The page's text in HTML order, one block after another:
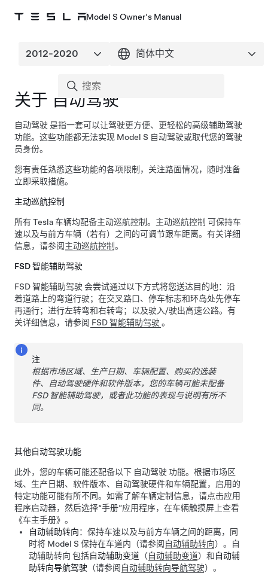
Model S Owner's Manual
关于 自动驾驶
自动驾驶 是指一套可以让驾驶更方便、更轻松的高级辅助驾驶
功能。这些功能都无法实现 Model S 自动驾驶或取代您的驾驶
员身份。
您有责任熟悉这些功能的各项限制，关注路面情况，随时准备
立即采取措施。
主动巡航控制
所有 Tesla 车辆均配备主动巡航控制。 主动巡航控制 可保持车
速以及与前方车辆（若有）之间的可调节跟车距离。有关详细
信息，请参阅主动巡航控制。
FSD 智能辅助驾驶
FSD 智能辅助驾驶 会尝试通过以下方式将您送达目的地：沿
着道路上的弯道行驶；在交叉路口、停车标志和环岛处先停车
再通行；进行左转弯和右转弯；以及驶入/驶出高速公路。 有
关详细信息，请参阅 FSD 智能辅助驾驶 。
注
根据市场区域、生产日期、车辆配置、购买的选装
件、
自动驾驶硬件和软件版本，您的车辆可能未配备
FSD 智能辅助驾驶，或者此功能的表现与说明有所不
同。
其他自动驾驶功能
此外，您的车辆可能还配备以下 自动驾驶 功能。 根据市场区
域、生产日期、软件版本、
自动驾驶硬件和车辆配置，启用的
特定功能可能有所不同。如需了解车辆定制信息，请点击应用
程序启动器，然后选择“手册”应用程序，在车辆触摸屏上查看
《车主手册》。
自动辅助转向：保持车速以及与前方车辆之间的距离，同
时将 Model S 保持在车道内（请参阅 自动辅助转向）。
自
动辅助转向 包括自动辅助变道 （自动辅助变道） 和自动辅
助转向导航驾驶 （请参阅 自动辅助转向导航驾驶） 。